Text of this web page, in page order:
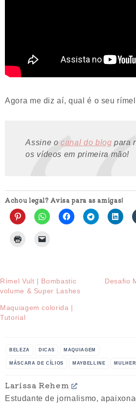
Agora me diz aí, qual é o seu
Assine ocanal do blog para
os vídeos em primeira mão!
Achou legal? Avisa para as amigas!
Rímel Vult | Bombastic
volume & Super Lashes
Desafio
Maquiagem colorida |
Tutorial
BELEZA DICAS MAQUIAGEM
MÁSCARA DE CÍLIOS MAYBELLINE MULHER
Larissa Rehem
Estudante de jornalismo,